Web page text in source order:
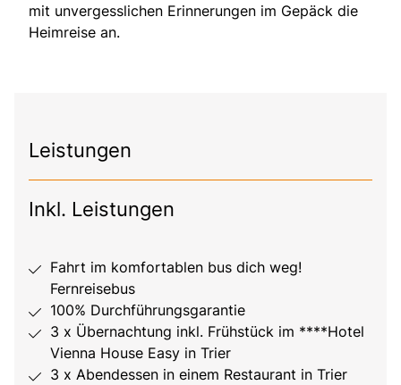
mit unvergesslichen Erinnerungen im Gepäck die
Heimreise an.
Leistungen
Inkl. Leistungen
Fahrt im komfortablen bus dich weg!
Fernreisebus
100% Durchführungsgarantie
3 x Übernachtung inkl. Frühstück im ****Hotel
Vienna House Easy in Trier
3 x Abendessen in einem Restaurant in Trier